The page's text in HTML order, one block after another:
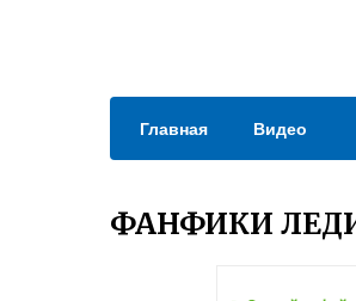
Главная Видео
ФАНФИКИ